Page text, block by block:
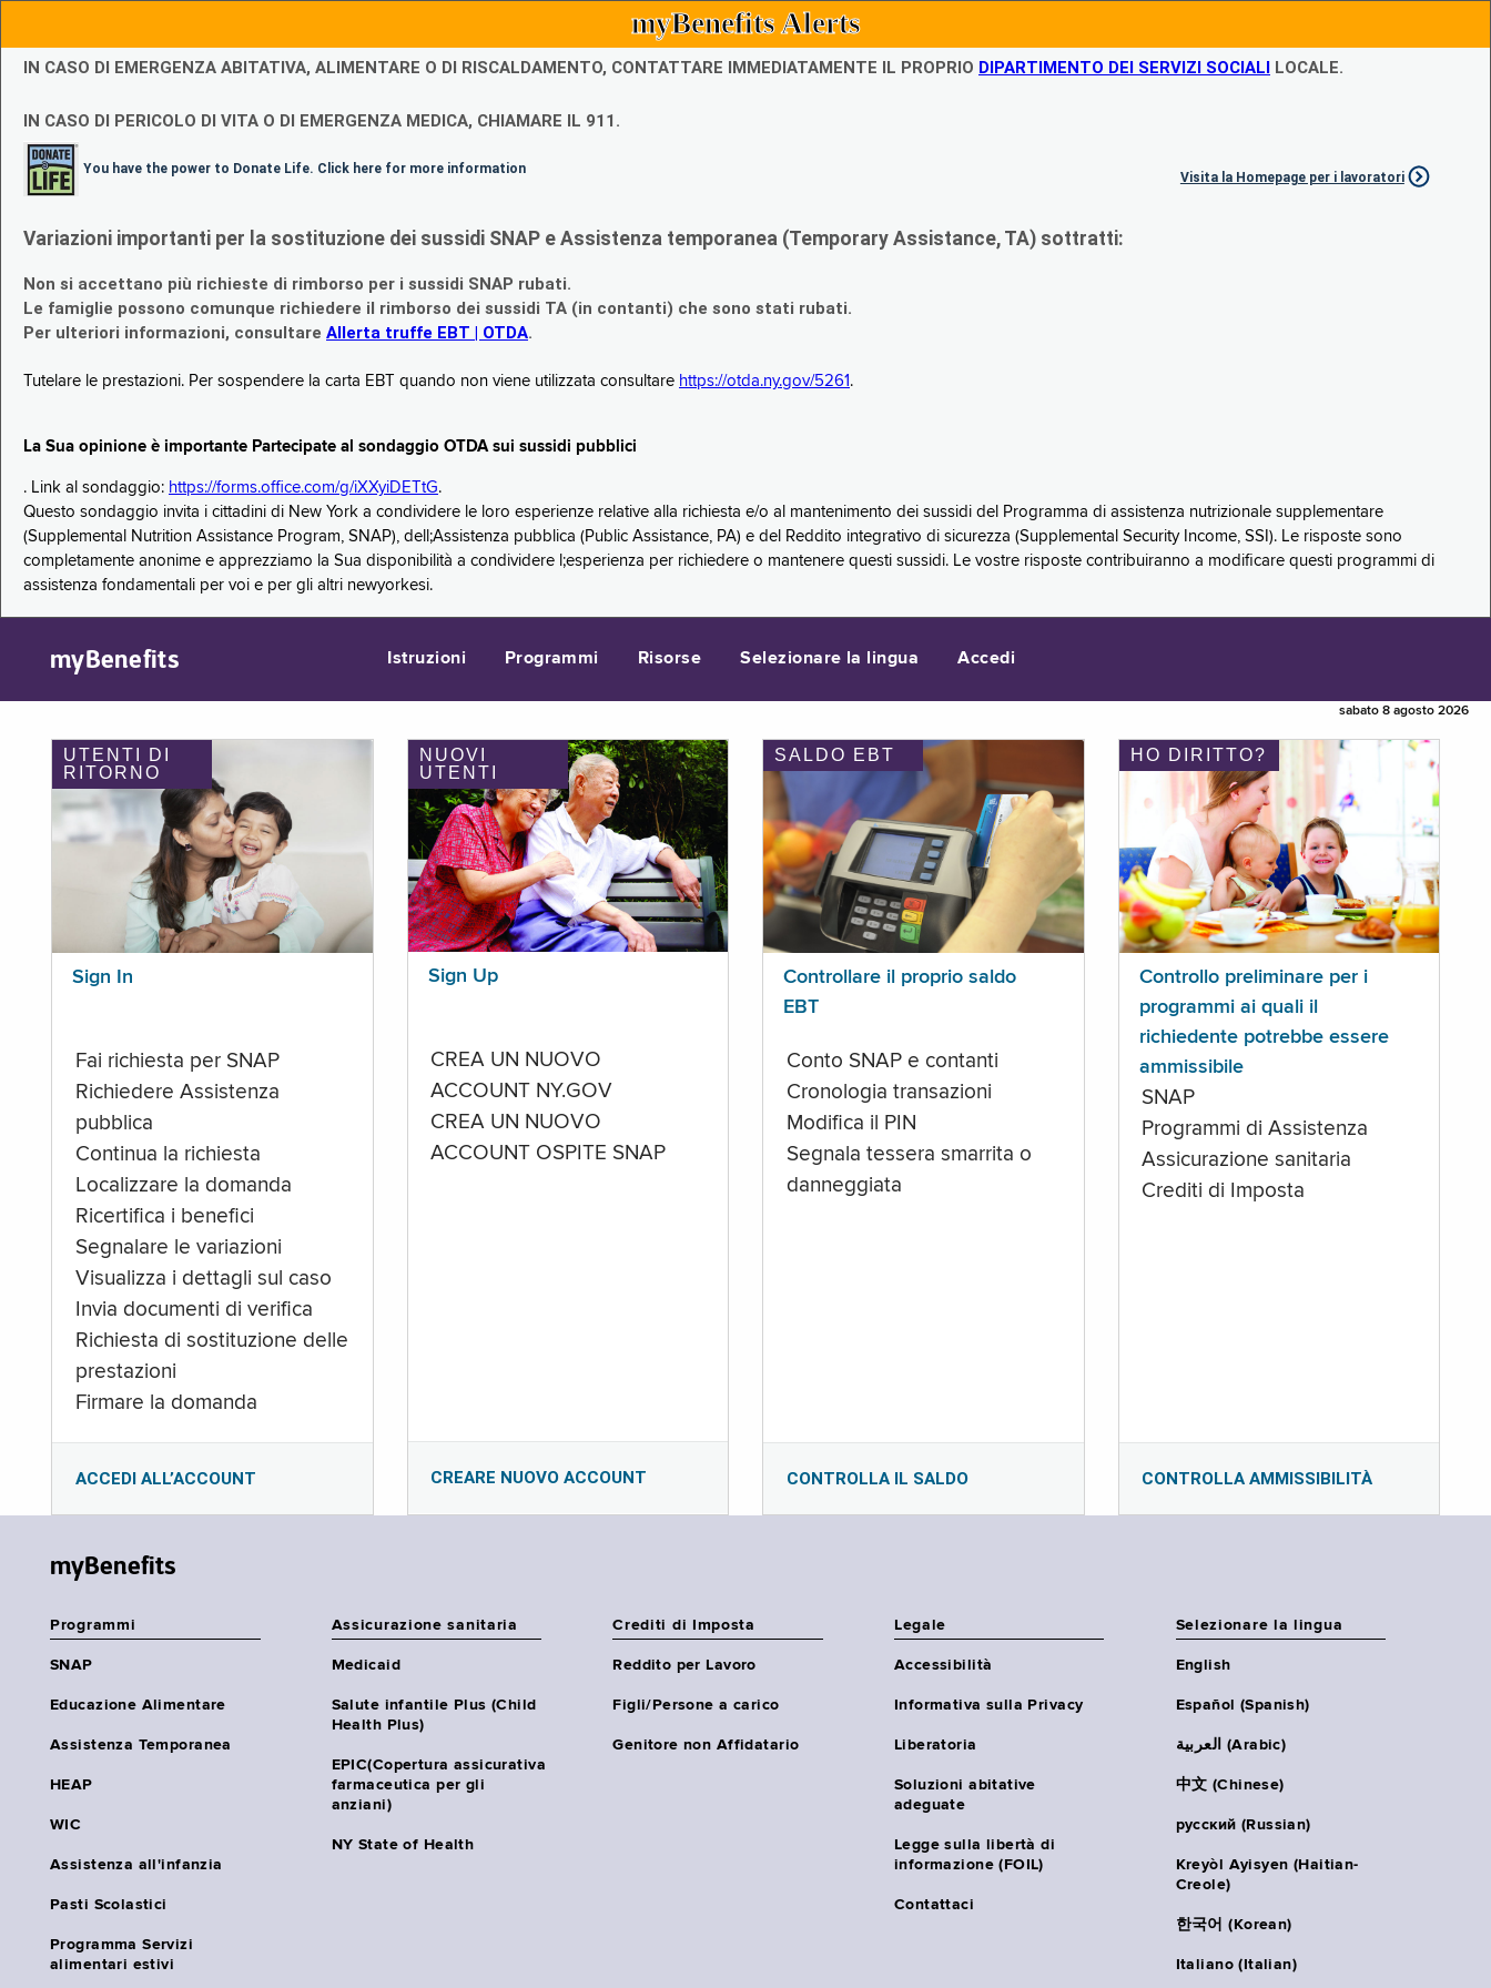
myBenefits Alerts
IN CASO DI EMERGENZA ABITATIVA, ALIMENTARE O DI RISCALDAMENTO, CONTATTARE IMMEDIATAMENTE IL PROPRIO DIPARTIMENTO DEI SERVIZI SOCIALI LOCALE.
IN CASO DI PERICOLO DI VITA O DI EMERGENZA MEDICA, CHIAMARE IL 911.
You have the power to Donate Life. Click here for more information
Visita la Homepage per i lavoratori
Variazioni importanti per la sostituzione dei sussidi SNAP e Assistenza temporanea (Temporary Assistance, TA) sottratti:
Non si accettano più richieste di rimborso per i sussidi SNAP rubati.
Le famiglie possono comunque richiedere il rimborso dei sussidi TA (in contanti) che sono stati rubati.
Per ulteriori informazioni, consultare Allerta truffe EBT | OTDA.
Tutelare le prestazioni. Per sospendere la carta EBT quando non viene utilizzata consultare https://otda.ny.gov/5261 .
La Sua opinione è importante Partecipate al sondaggio OTDA sui sussidi pubblici
. Link al sondaggio: https://forms.office.com/g/iXXyiDETtG.
Questo sondaggio invita i cittadini di New York a condividere le loro esperienze relative alla richiesta e/o al mantenimento dei sussidi del Programma di assistenza nutrizionale supplementare
(Supplemental Nutrition Assistance Program, SNAP), dell;Assistenza pubblica (Public Assistance, PA) e del Reddito integrativo di sicurezza (Supplemental Security Income, SSI). Le risposte sono
completamente anonime e apprezziamo la Sua disponibilità a condividere l;esperienza per richiedere o mantenere questi sussidi. Le vostre risposte contribuiranno a modificare questi programmi di
assistenza fondamentali per voi e per gli altri newyorkesi.
myBenefits Istruzioni Programmi Risorse Selezionare la lingua Accedi
sabato 8 agosto 2026
UTENTI DI
RITORNO
Sign In
Fai richiesta per SNAP
Richiedere Assistenza
pubblica
Continua la richiesta
Localizzare la domanda
Ricertifica i benefici
Segnalare le variazioni
Visualizza i dettagli sul caso
Invia documenti di verifica
Richiesta di sostituzione delle
prestazioni
Firmare la domanda
ACCEDI ALL’ACCOUNT
NUOVI
UTENTI
Sign Up
CREA UN NUOVO
ACCOUNT NY.GOV
CREA UN NUOVO
ACCOUNT OSPITE SNAP
CREARE NUOVO ACCOUNT
SALDO EBT
Controllare il proprio saldo
EBT
Conto SNAP e contanti
Cronologia transazioni
Modifica il PIN
Segnala tessera smarrita o
danneggiata
CONTROLLA IL SALDO
HO DIRITTO?
Controllo preliminare per i
programmi ai quali il
richiedente potrebbe essere
ammissibile
SNAP
Programmi di Assistenza
Assicurazione sanitaria
Crediti di Imposta
CONTROLLA AMMISSIBILITÀ
myBenefits
Programmi
SNAP
Educazione Alimentare
Assistenza Temporanea
HEAP
WIC
Assistenza all'infanzia
Pasti Scolastici
Programma Servizi
alimentari estivi
Assicurazione sanitaria
Medicaid
Salute infantile Plus (Child
Health Plus)
EPIC(Copertura assicurativa
farmaceutica per gli
anziani)
NY State of Health
Crediti di Imposta
Reddito per Lavoro
Figli/Persone a carico
Genitore non Affidatario
Legale
Accessibilità
Informativa sulla Privacy
Liberatoria
Soluzioni abitative
adeguate
Legge sulla libertà di
informazione (FOIL)
Contattaci
Selezionare la lingua
English
Español (Spanish)
العربية (Arabic)
中文 (Chinese)
русский (Russian)
Kreyòl Ayisyen (Haitian-
Creole)
한국어 (Korean)
Italiano (Italian)